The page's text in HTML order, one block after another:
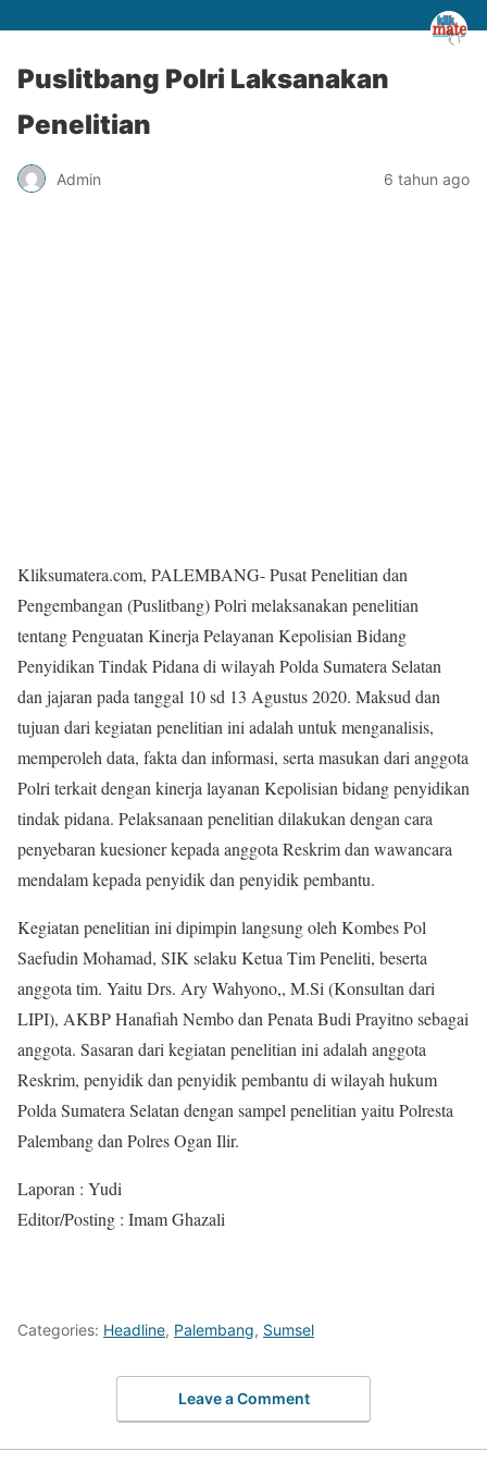
Puslitbang Polri Laksanakan
Penelitian
Admin 6 tahun ago
Kliksumatera.com, PALEMBANG- Pusat Penelitian dan
Pengembangan (Puslitbang) Polri melaksanakan penelitian
tentang Penguatan Kinerja Pelayanan Kepolisian Bidang
Penyidikan Tindak Pidana di wilayah Polda Sumatera Selatan
dan jajaran pada tanggal 10 sd 13 Agustus 2020. Maksud dan
tujuan dari kegiatan penelitian ini adalah untuk menganalisis,
memperoleh data, fakta dan informasi, serta masukan dari anggota
Polri terkait dengan kinerja layanan Kepolisian bidang penyidikan
tindak pidana. Pelaksanaan penelitian dilakukan dengan cara
penyebaran kuesioner kepada anggota Reskrim dan wawancara
mendalam kepada penyidik dan penyidik pembantu.
Kegiatan penelitian ini dipimpin langsung oleh Kombes Pol
Saefudin Mohamad, SIK selaku Ketua Tim Peneliti, beserta
anggota tim. Yaitu Drs. Ary Wahyono,, M.Si (Konsultan dari
LIPI), AKBP Hanafiah Nembo dan Penata Budi Prayitno sebagai
anggota. Sasaran dari kegiatan penelitian ini adalah anggota
Reskrim, penyidik dan penyidik pembantu di wilayah hukum
Polda Sumatera Selatan dengan sampel penelitian yaitu Polresta
Palembang dan Polres Ogan Ilir.
Laporan : Yudi
Editor/Posting : Imam Ghazali
Categories: Headline, Palembang, Sumsel
Leave a Comment